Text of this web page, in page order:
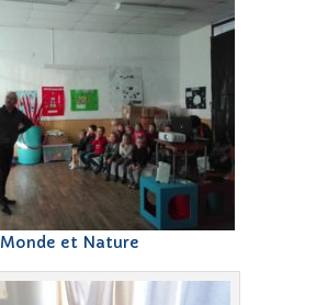
Monde et Nature